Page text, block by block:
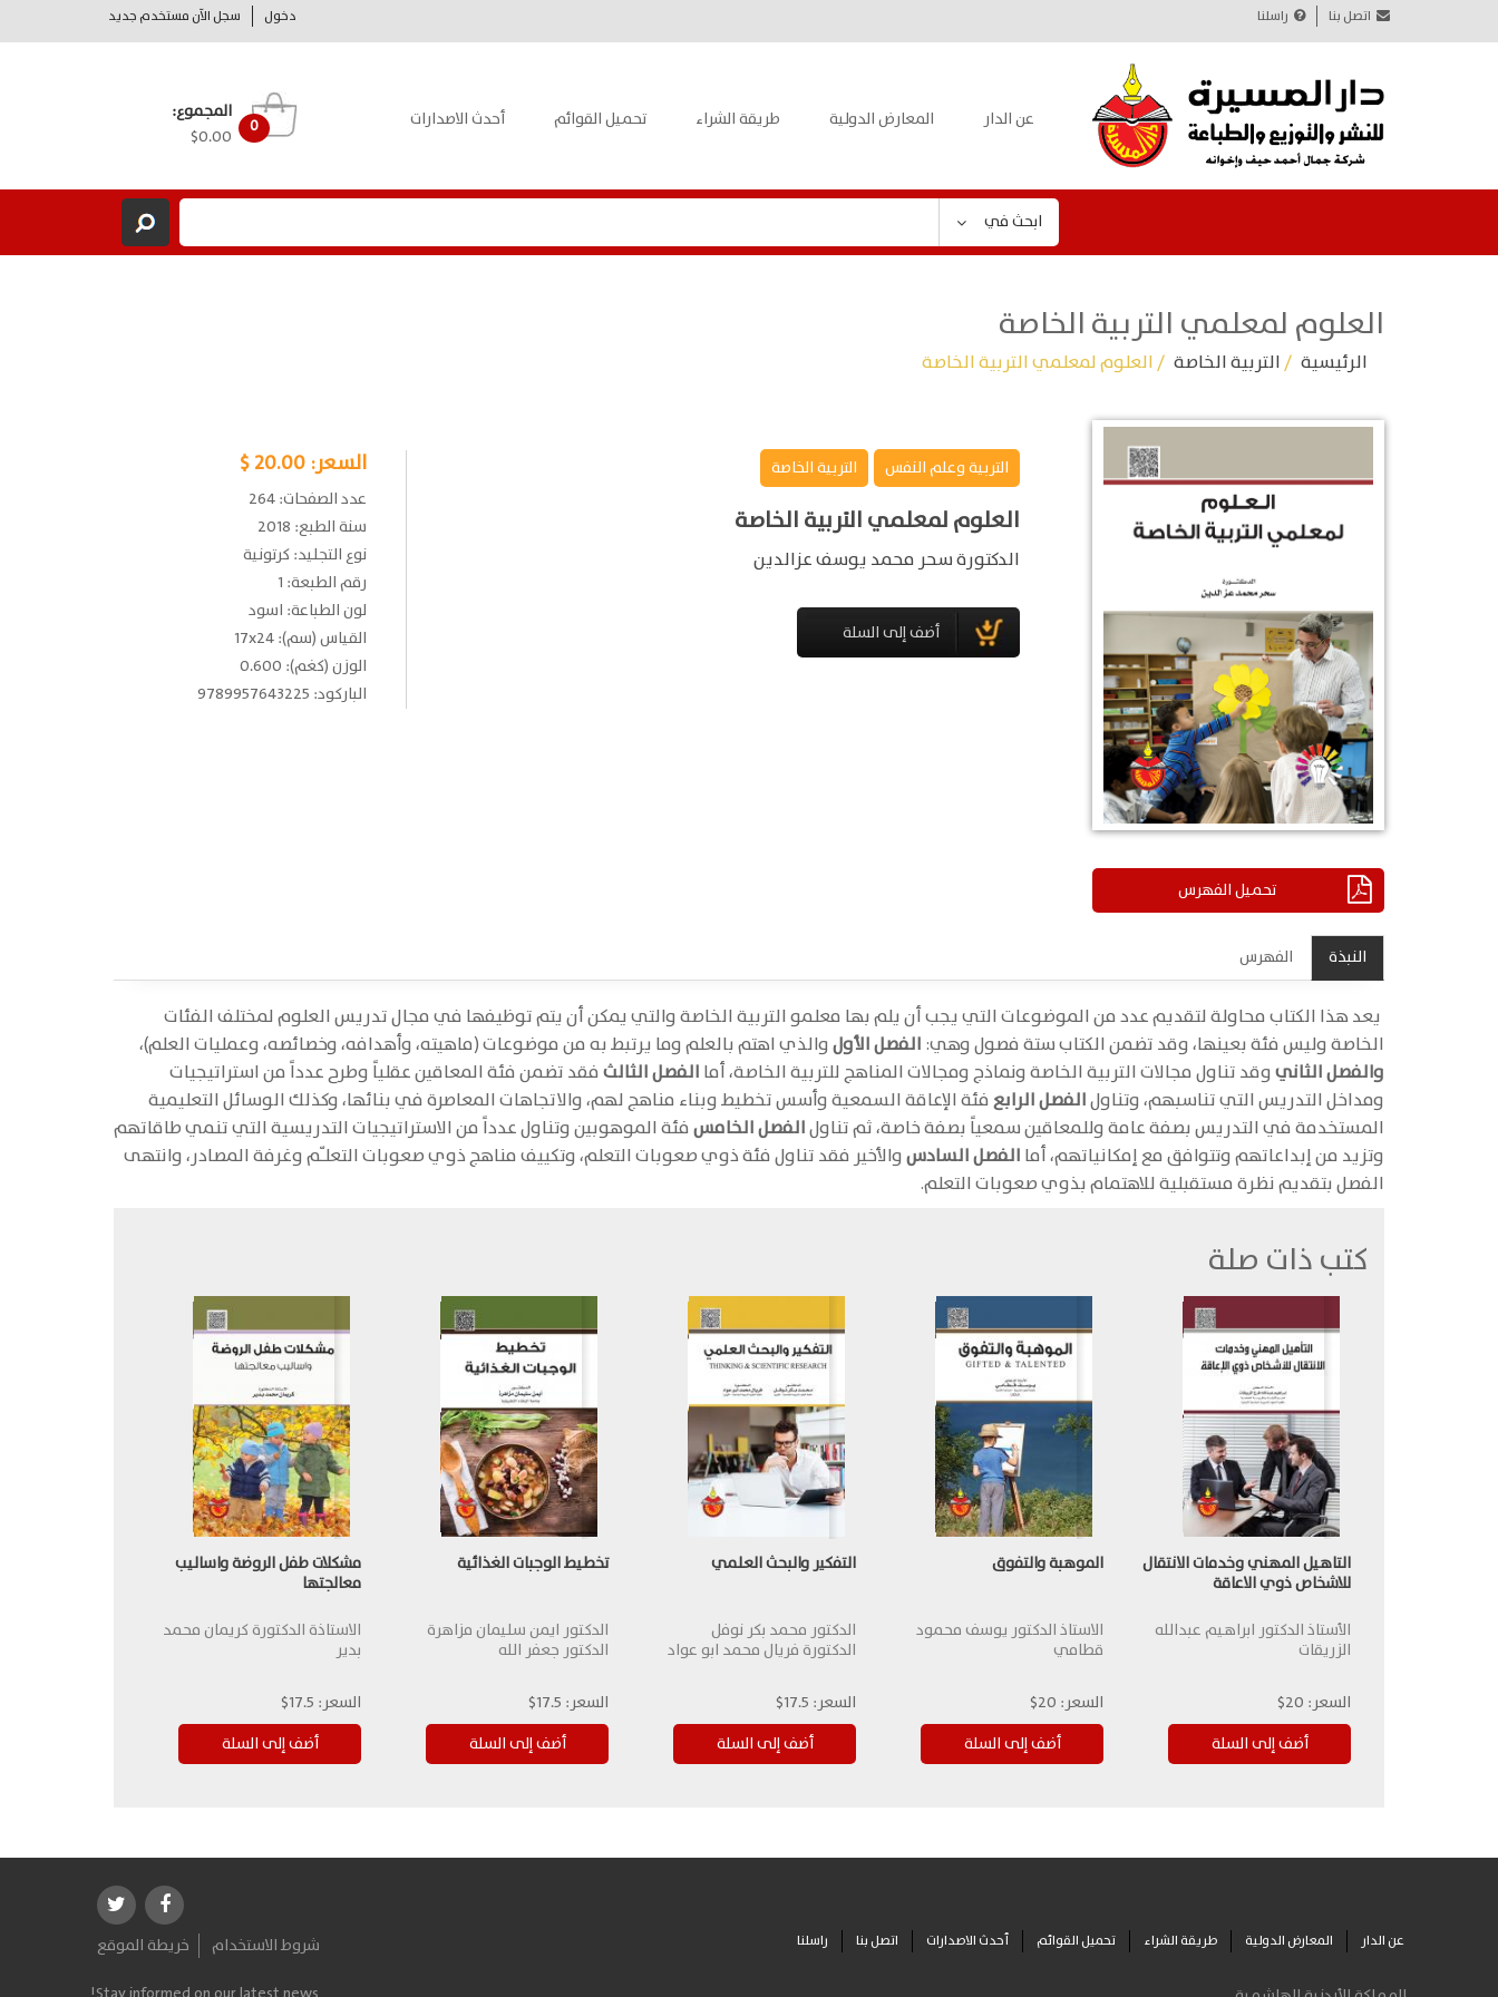
دخول سجل الآن مستخدم جديد اتصل بنا راسلنا
عن الدار المعارض الدولية طريقة الشراء تحميل القوائم أحدث الاصدارات 0
المجموع:
$0.00
ابحث في
العلوم لمعلمي التربية الخاصة
الرئيسية /التربية الخاصة / العلوم لمعلمي التربية الخاصة
تحميل الفهرس
التربية وعلم النفس التربية الخاصة
العلوم لمعلمي التربية الخاصة
الدكتورة سحر محمد يوسف عزالدين
السعر:20.00 $
عدد الصفحات: 264
سنة الطبع: 2018
نوع التجليد: كرتونية
رقم الطبعة: 1
لون الطباعة: اسود
القياس (سم): 17x24
الوزن (كغم): 0.600
الباركود: 9789957643225
النبذة الفهرس
يعد هذا الكتاب محاولة لتقديم عدد من الموضوعات التي يجب أن يلم بها معلمو التربية الخاصة والتي يمكن أن يتم توظيفها في مجال تدريس العلوم لمختلف الفئات
الخاصة وليس فئة بعينها، وقد تضمن الكتاب ستة فصول وهي: الفصل الأول والذي اهتم بالعلم وما يرتبط به من موضوعات (ماهيته، وأهدافه، وخصائصه، وعمليات العلم)،
والفصل الثاني وقد تناول مجالات التربية الخاصة ونماذج ومجالات المناهج للتربية الخاصة، أما الفصل الثالث فقد تضمن فئة المعاقين عقلياً وطرح عدداً من استراتيجيات
ومداخل التدريس التي تناسبهم، وتناولالفصل الرابع فئة الإعاقة السمعية وأسس تخطيط وبناء مناهج لهم، والاتجاهات المعاصرة في بنائها، وكذلك الوسائل التعليمية
المستخدمة في التدريس بصفة عامة وللمعاقين سمعياً بصفة خاصة، ثم تناولالفصل الخامس فئة الموهوبين وتناول عدداً من الاستراتيجيات التدريسية التي تنمي طاقاتهم
وتزيد من إبداعاتهم وتتوافق مع إمكانياتهم، أما الفصل السادس والأخير فقد تناول فئة ذوي صعوبات التعلم، وتكييف مناهج ذوي صعوبات التعلـّم وغرفة المصادر، وانتهى
الفصل بتقديم نظرة مستقبلية للاهتمام بذوي صعوبات التعلم.
كتب ذات صلة
التاهيل المهني وخدمات الانتقال
للاشخاص ذوي الاعاقة
الأستاذ الدكتور ابراهيم عبدالله
الزريقات
السعر: 20$
الموهبة والتفوق
الاستاذ الدكتور يوسف محمود
قطامي
السعر: 20$
التفكير والبحث العلمي
الدكتور محمد بكر نوفل
الدكتورة فريال محمد ابو عواد
السعر: 17.5$
تخطيط الوجبات الغذائية
الدكتور ايمن سليمان مزاهرة
الدكتور جعفر الله
السعر: 17.5$
مشكلات طفل الروضة واساليب
معالجتها
الاستاذة الدكتورة كريمان محمد
بدير
السعر: 17.5$
عن الدار المعارض الدولية طريقة الشراء تحميل القوائم أحدث الاصدارات اتصل بنا راسلنا شروط الاستخدام
خريطة الموقع